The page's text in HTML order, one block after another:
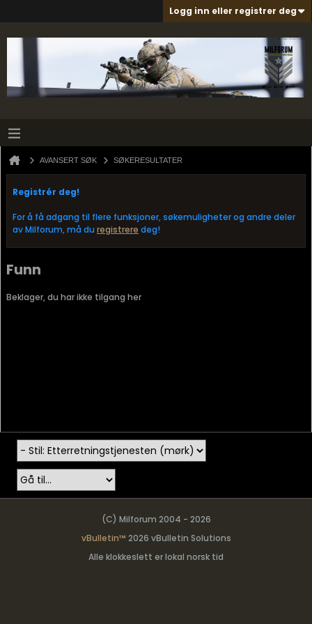
Logg inn eller registrer deg
AVANSERT SØK SØKERESULTATER
Registrér deg!
For å få adgang til flere funksjoner, søkemuligheter og andre deler
av Milforum, må du registrere deg!
Funn
Beklager, du har ikke tilgang her
(C) Milforum 2004 - 2026
vBulletin™ 2026 vBulletin Solutions
Alle klokkeslett er lokal norsk tid